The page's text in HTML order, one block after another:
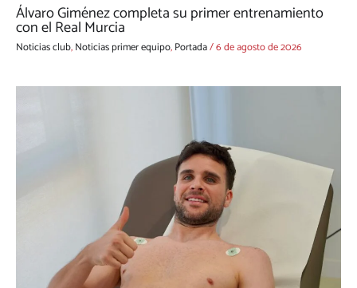
Álvaro Giménez completa su primer entrenamiento
con el Real Murcia
Noticias club,Noticias primer equipo,Portada/6 de agosto de 2026